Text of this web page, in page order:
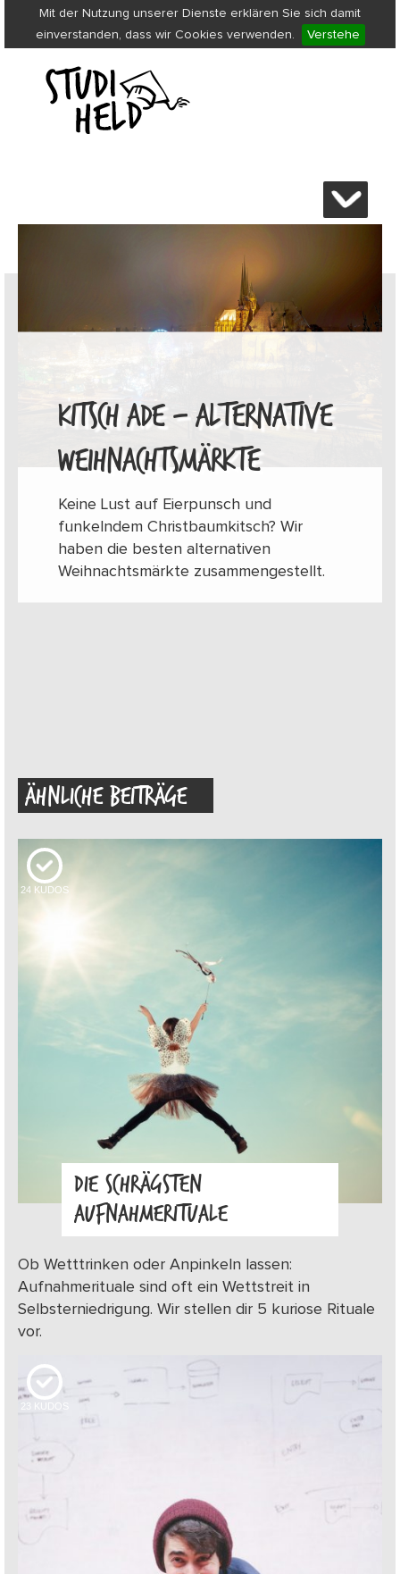
Mit der Nutzung unserer Dienste erklären Sie sich damit
einverstanden, dass wir Cookies verwenden.
Verstehe
KITSCH ADE – ALTERNATIVE
WEIHNACHTSMÄRKTE
Keine Lust auf Eierpunsch und
funkelndem Christbaumkitsch? Wir
haben die besten alternativen
Weihnachtsmärkte zusammengestellt.
ÄHNLICHE BEITRÄGE
24 KUDOS
DIE SCHRÄGSTEN
AUFNAHMERITUALE
Ob Wetttrinken oder Anpinkeln lassen:
Aufnahmerituale sind oft ein Wettstreit in
Selbsterniedrigung. Wir stellen dir 5 kuriose Rituale
vor.
23 KUDOS